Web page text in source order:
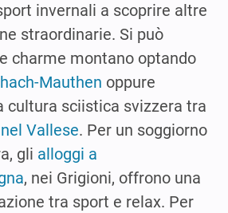
invernali a scoprire altre
straordinarie. Si può
charme montano optando
Mauthen oppure
cultura sciistica svizzera tra
Vallese. Per un soggiorno
gli alloggi a
, nei Grigioni, offrono una
tra sport e relax. Per